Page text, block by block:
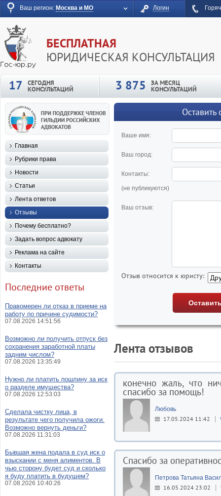
Ваш регион: Москва и МО Логин
БЕСПЛАТНАЯ
ЮРИДИЧЕСКАЯ КОНСУЛЬТАЦИЯ
17
СЕГОДНЯ
КОНСУЛЬТАЦИЙ 3 875 ЗА МЕСЯЦ
КОНСУЛЬТАЦИЙ
Ваше имя:
Ваш город:
Контакты:
(не публикуются)
Ваш отзыв:
Отзыв относится к юристу:
Лента отзывов
конечно жаль, что
спасибо за помощь!
Любовь
17.05.2024 11:42
Спасибо за
Петрова Татьяна
16.05.2024 23:02
Главная
Рубрики права
Новости
Статьи
Лента ответов
Отзывы
Почему бесплатно?
Задать вопрос адвокату
Реклама на сайте
Контакты
Последние ответы
Правомерен ли отказ в приеме на
работу по причине судимости?
07.08.2026 14:51:56
Возможно ли получить отпуск без
сохранения заработной платы
задним числом?
07.08.2026 13:35:49
Нужно ли платить пошлину за иск
о разделе имущества?
07.08.2026 12:53:03
Сделала чистку лица, в
результате чего получила ожоги.
Возможно вернуть деньги?
07.08.2026 11:31:03
Бывшая жена подала в суд иск о
взыскании с меня алиментов. В
чью сторону будет суд и сколько
я буду платить в будущем?
07.08.2026 10:40:26